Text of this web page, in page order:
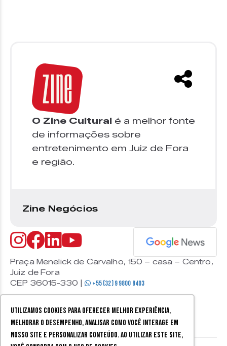
Utilizamos cookies para oferecer melhor experiência,
melhorar o desempenho, analisar como você interage em
nosso site e personalizar conteúdo. Ao utilizar este site,
O Zine Cultural é a melhor fonte
de informações sobre
entretenimento em Juiz de Fora
e região.
Zine Negócios
Praça Menelick de Carvalho, 150 – casa – Centro,
Juiz de Fora
CEP 36015-330 |
+55 (32) 9 9800 8403